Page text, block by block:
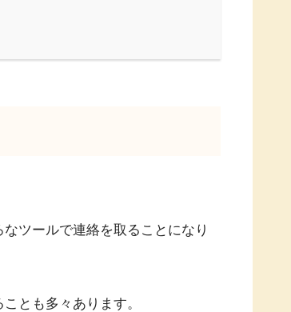
ツールで連絡を取ることになり
とも多々あります。